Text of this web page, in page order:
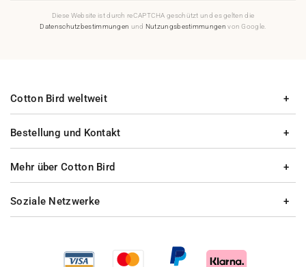
Diese Website ist durch reCAPTCHA geschützt und es gelten die
Datenschutzbestimmungen und Nutzungsbestimmungen von Google.
Bestellung und Kontakt
Mehr über Cotton Bird
Cotton Bird weltweit
Soziale Netzwerke